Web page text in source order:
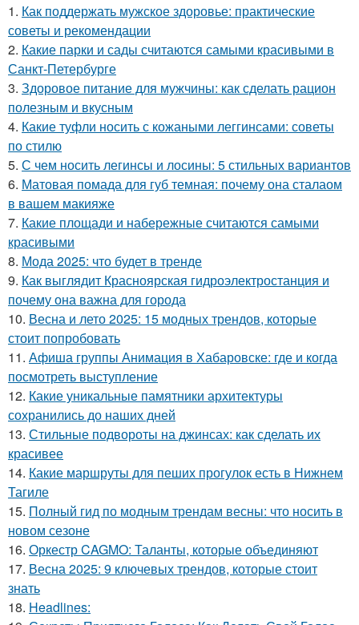
1. Как поддержать мужское здоровье: практические
советы и рекомендации
2. Какие парки и сады считаются самыми красивыми в
Санкт-Петербурге
3. Здоровое питание для мужчины: как сделать рацион
полезным и вкусным
4. Какие туфли носить с кожаными леггинсами: советы
по стилю
5. С чем носить легинсы и лосины: 5 стильных вариантов
6. Матовая помада для губ темная: почему она сталаом
в вашем макияже
7. Какие площади и набережные считаются самыми
красивыми
8. Мода 2025: что будет в тренде
9. Как выглядит Красноярская гидроэлектростанция и
почему она важна для города
10. Весна и лето 2025: 15 модных трендов, которые
стоит попробовать
11. Афиша группы Анимация в Хабаровске: где и когда
посмотреть выступление
12. Какие уникальные памятники архитектуры
сохранились до наших дней
13. Стильные подвороты на джинсах: как сделать их
красивее
14. Какие маршруты для пеших прогулок есть в Нижнем
Тагиле
15. Полный гид по модным трендам весны: что носить в
новом сезоне
16. Оркестр CAGMO: Таланты, которые объединяют
17. Весна 2025: 9 ключевых трендов, которые стоит
знать
18. Headlines: